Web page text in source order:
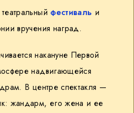
фестиваль и
вручения наград.
накануне Первой
надвигающейся
В центре спектакля —
жандарм, его жена и ее